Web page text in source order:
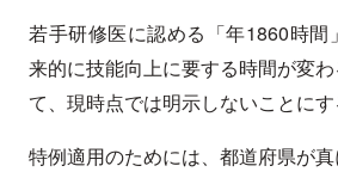
若手研修医に認める「年1860時間
来的に技能向上に要する時間が変
て、現時点では明示しないことにす
特例適用のためには、都道府県が